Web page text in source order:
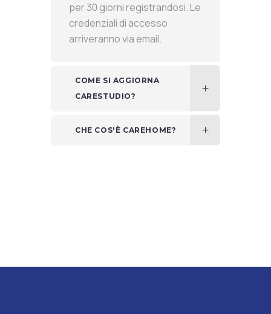
per 30 giorni registrandosi. Le
credenziali di accesso
arriveranno via email.
COME SI AGGIORNA
CARESTUDIO?
CHE COS'È CAREHOME?